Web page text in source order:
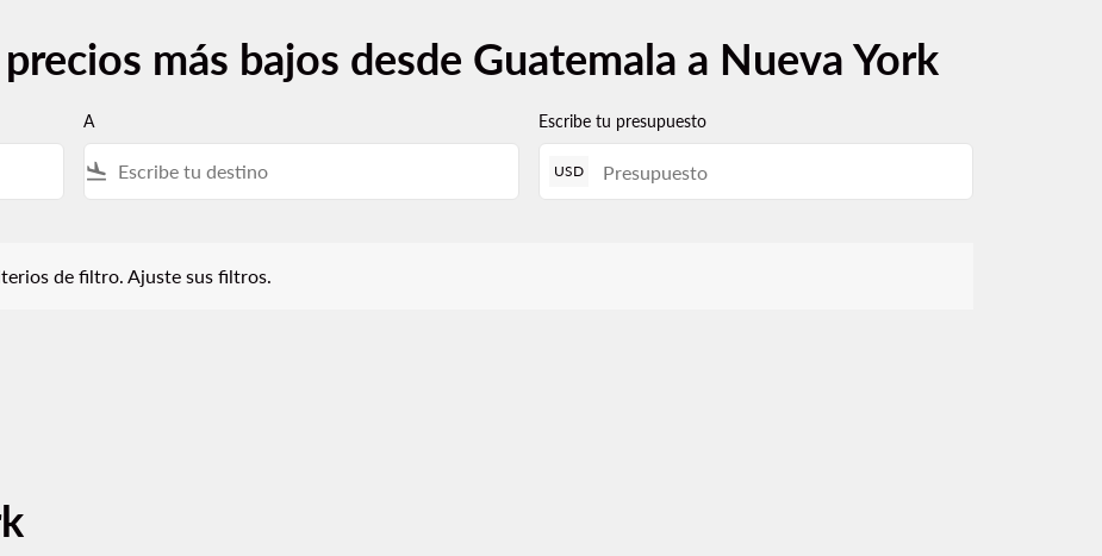
más bajos desde Guatemala a Nueva York
A
flight_land
Escribe tu presupuesto
USD
de filtro. Ajuste sus filtros.